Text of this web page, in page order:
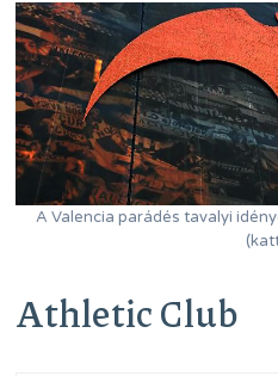
A Valencia parádés tavalyi
Athletic Club